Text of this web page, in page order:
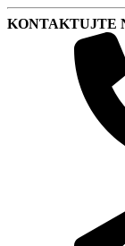
KONTAKTUJTE